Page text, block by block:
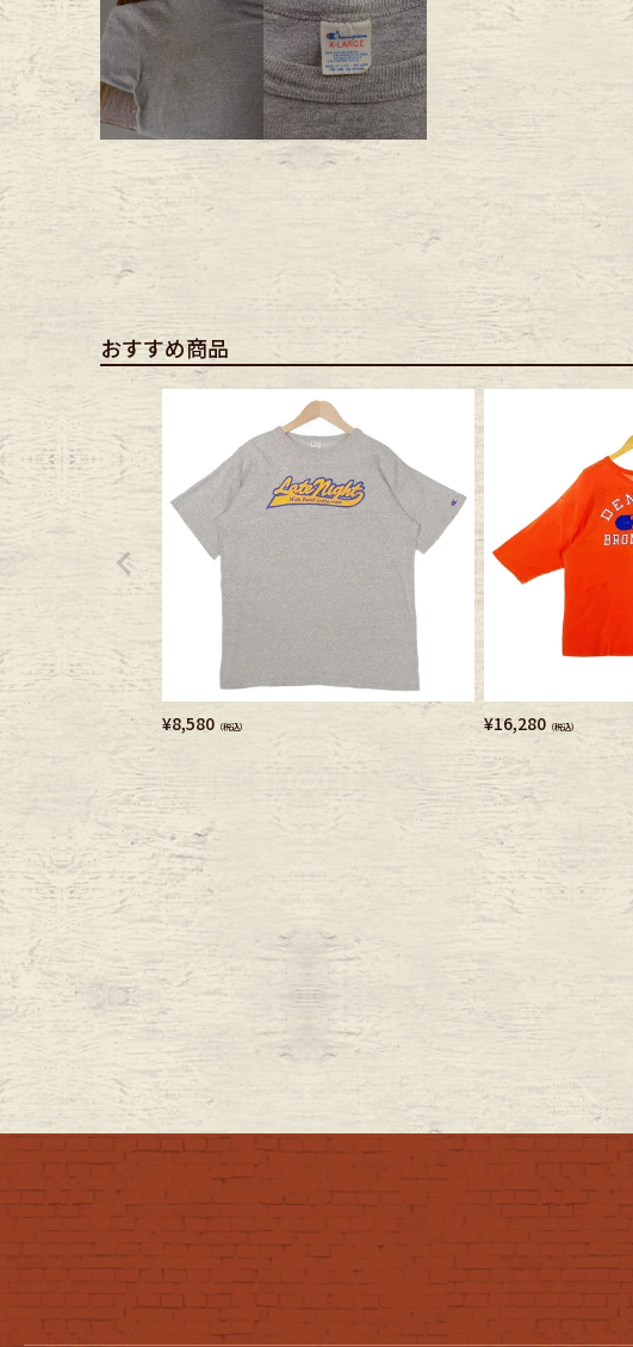
Eye Wear
Bag Stall・Scarf
Accessory
antique goods
vintage bicycle
FAFATT
おすすめ商品
¥8,580 （税込） ¥16,280 （税込）